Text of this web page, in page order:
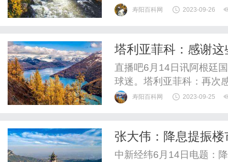
频。下面将介绍一些免费
键词“日韩电影”，就能找
寿阳百科网 2023-09-26
塔利亚菲科：感谢
国球迷
直播吧6月14日讯阿根廷
球迷。塔利亚菲科：再次
寿阳百科网 2023-09-25
张大伟：降息提振
绑”
中新经纬6月14日电题：